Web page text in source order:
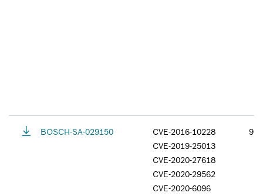
BOSCH-SA-029150
CVE-2016-10228
CVE-2019-25013
CVE-2020-27618
CVE-2020-29562
CVE-2020-6096
9.8